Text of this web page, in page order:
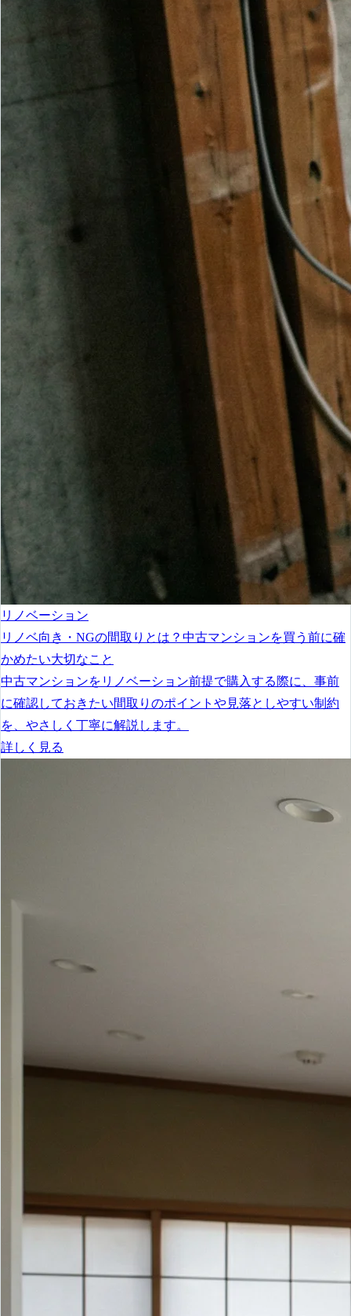
リノベーション
リノベ向き・NGの間取りとは？中古マンションを買う前に確
かめたい大切なこと
中古マンションをリノベーション前提で購入する際に、事前
に確認しておきたい間取りのポイントや見落としやすい制約
を、やさしく丁寧に解説します。
詳しく見る